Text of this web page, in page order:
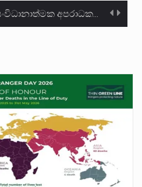
සංවිධානාත්මක අපරාධකරුවකු වන ලොකු පැටිගේ ප්‍රධාන වෙඩික්කරු බවට සැක කරන ගිං ගඟේ ගිල්වා මරා දමා…
මහර බන්ධනාගාරයේ අද ඇතිවූ සිද්ධියෙන් තුවාල ලැබූ බව කියන රැඳවියන් ගණන ඉහළ ගොස් තිබේ. ඒ…
අගෝස්තු මස දෙවන ඉරිදා ලිට් රූම් සූම් සංවාදය පැවැත්වෙන්නේ "කතා කරන මහ වැව" නම් නකතාවක්…
ලාල් කාන්ත ඇමතිවරයා අධිකරණ විනිශ්චයකාරවරුන්ගේ විශ්‍රාම යෑමේ වයස සම්බන්ධයෙන් නිහඬව සිටින ලෙස තමාට දැනුම් දුන්…